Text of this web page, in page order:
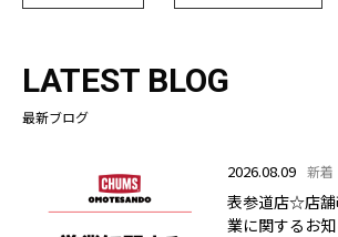
LATEST BLOG
最新ブログ
2026.08.09 新着
表参道店☆店舗
業に関するお